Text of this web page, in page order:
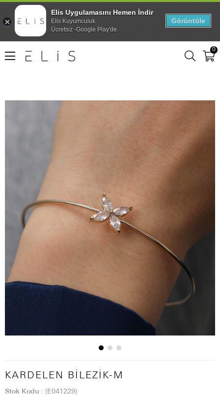
0
KARDELEN BILEZIK-M
Stok Kodu (E041229)
Elis Uygulamasını Hemen İndir
Elis Kuyumculuk
Ücretsiz -Google Play'de
Görüntüle